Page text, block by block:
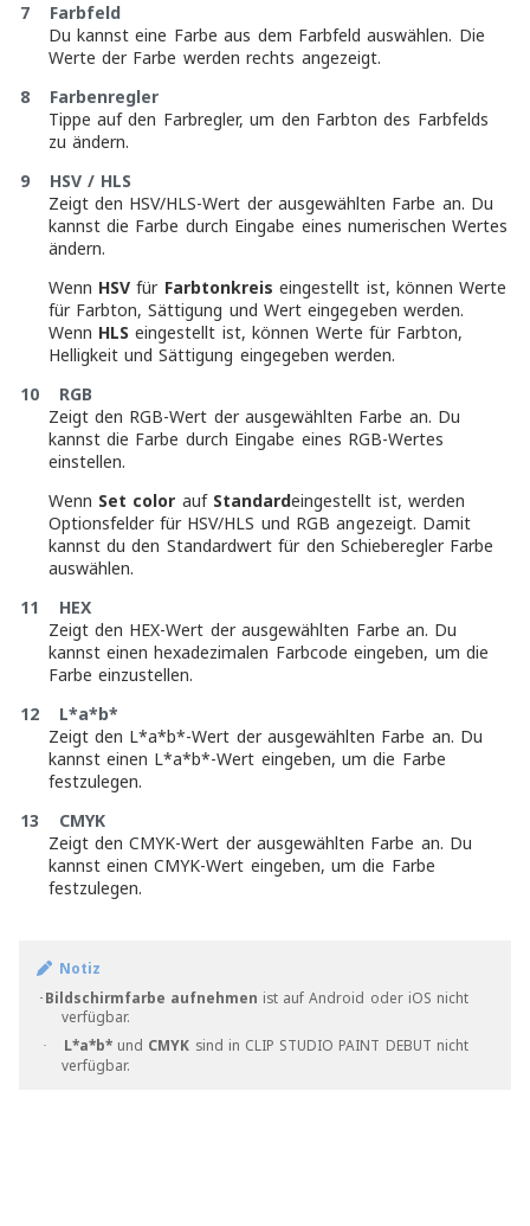
7 Farbfeld
Du kannst eine Farbe aus dem Farbfeld auswählen. Die
Werte der Farbe werden rechts angezeigt.
8 Farbenregler
Tippe auf den Farbregler, um den Farbton des Farbfelds
zu ändern.
9 HSV / HLS
Zeigt den HSV/HLS-Wert der ausgewählten Farbe an. Du
kannst die Farbe durch Eingabe eines numerischen Wertes
ändern.
Wenn HSVfür Farbtonkreis eingestellt ist, können Werte
für Farbton, Sättigung und Wert eingegeben werden.
Wenn HLS eingestellt ist, können Werte für Farbton,
Helligkeit und Sättigung eingegeben werden.
10 RGB
Zeigt den RGB-Wert der ausgewählten Farbe an. Du
kannst die Farbe durch Eingabe eines RGB-Wertes
einstellen.
Wenn Set color auf Standardeingestellt ist, werden
Optionsfelder für HSV/HLS und RGB angezeigt. Damit
kannst du den Standardwert für den Schieberegler Farbe
auswählen.
11 HEX
Zeigt den HEX-Wert der ausgewählten Farbe an. Du
kannst einen hexadezimalen Farbcode eingeben, um die
Farbe einzustellen.
12 L*a*b*
Zeigt den L*a*b*-Wert der ausgewählten Farbe an. Du
kannst einen L*a*b*-Wert eingeben, um die Farbe
festzulegen.
13 CMYK
Zeigt den CMYK-Wert der ausgewählten Farbe an. Du
kannst einen CMYK-Wert eingeben, um die Farbe
festzulegen.
Notiz
･Bildschirmfarbe aufnehmen ist auf Android oder iOS nicht
verfügbar.
· L*a*b* und CMYK sind in CLIP STUDIO PAINT DEBUT nicht
verfügbar.